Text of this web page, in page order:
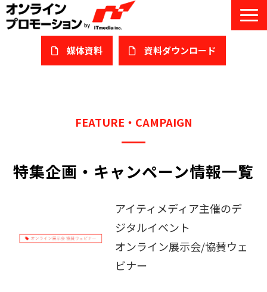
媒体資料 ​資料ダウンロード
サービスガイド/お役立ち資料
課題/ターゲット別で探す
導入事例
セミナー情報/ブログ
FEATURE・CAMPAIGN
特集企画・キャンペーン情報一覧
アイティメディア主催のデ
ジタルイベント
オンライン展示会/協賛ウェ
ビナー